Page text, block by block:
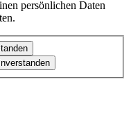
persönlichen Daten